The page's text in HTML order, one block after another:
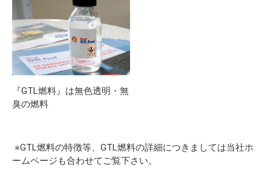
『GTL燃料』は無色透明・無
臭の燃料
※GTL燃料の特徴等、GTL燃料の詳細につきましては当社ホ
ームページ も合わせてご覧下さい。